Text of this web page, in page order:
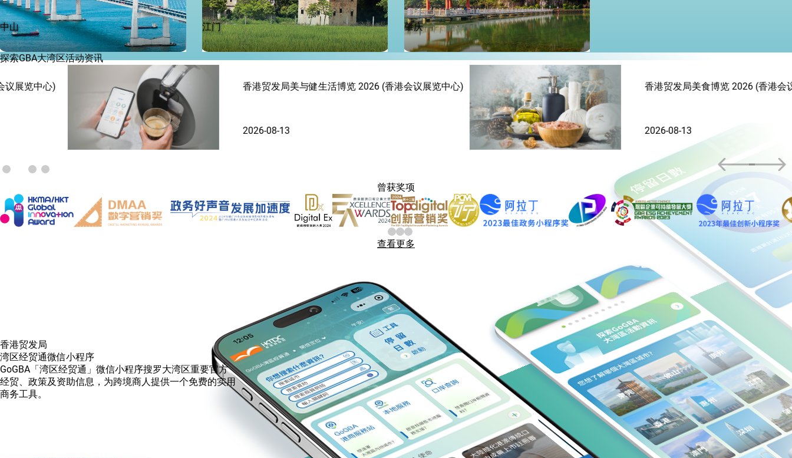
中山 江门 肇庆
探索GBA大湾区活动资讯
香港贸发局美与健生活博览 2026 (香港会议展览中心) 香港贸发局美食博览 2026 (香港会议展览中心)
曾获奖项
查看更多
香港贸发局
湾区经贸通微信小程序
GoGBA「湾区经贸通」微信小程序搜罗大湾区重要官方
经贸、政策及资助信息，为跨境商人提供一个免费的实用
商务工具。